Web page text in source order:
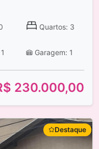
Quartos: 3
Garagem: 1
230.000,00
Destaque